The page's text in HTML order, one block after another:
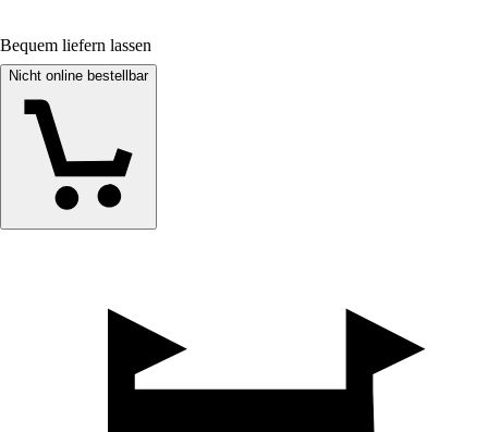
Bequem liefern lassen
Nicht online bestellbar